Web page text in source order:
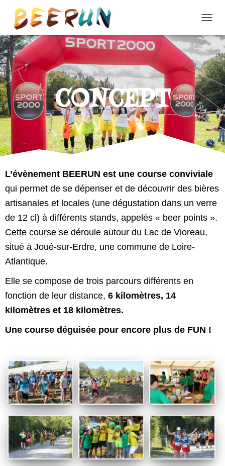
É
P
L
I
E
R
L
A
N
A
V
I
G
I
O
CONCEPT
L’évènement BEERUN est une course conviviale
qui permet de se dépenser et de découvrir des bières
artisanales et locales (une dégustation dans un verre
de 12 cl) à différents stands, appelés « beer points ».
Cette course se déroule autour du Lac de Vioreau,
situé à Joué-sur-Erdre, une commune de Loire-
Atlantique.
Elle se compose de trois parcours différents en
fonction de leur distance, 6 kilomètres, 14
kilomètres et 18 kilomètres.
Une course déguisée pour encore plus de FUN !